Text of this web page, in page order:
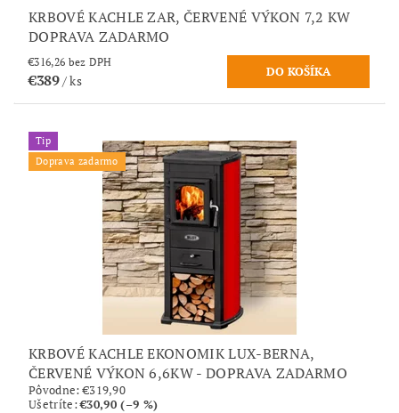
KRBOVÉ KACHLE ZAR, ČERVENÉ VÝKON 7,2 KW
DOPRAVA ZADARMO
€316,26 bez DPH
€389/ ks
Tip
Doprava zadarmo
KRBOVÉ KACHLE EKONOMIK LUX-BERNA,
ČERVENÉ VÝKON 6,6KW - DOPRAVA ZADARMO
Pôvodne:€319,90
Ušetríte:€30,90 (–9 %)